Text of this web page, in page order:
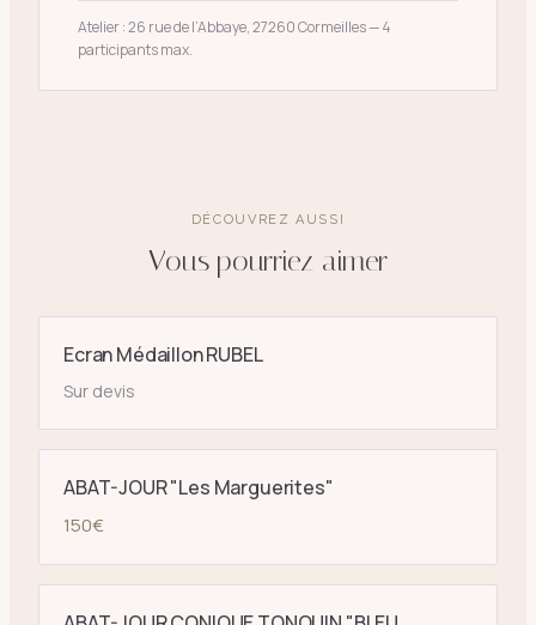
Atelier : 26 rue de l’Abbaye, 27260 Cormeilles — 4
participants max.
DÉCOUVREZ AUSSI
Vous pourriez aimer
Ecran Médaillon RUBEL
Sur devis
ABAT-JOUR "Les Marguerites"
150€